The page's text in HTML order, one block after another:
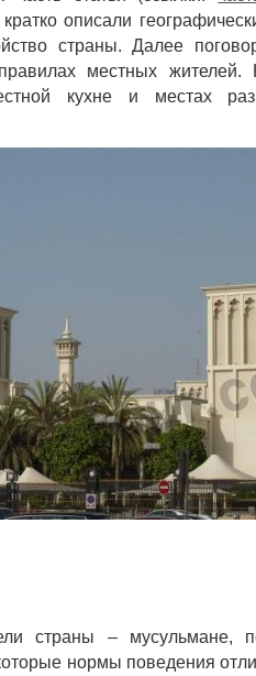
описали
страны. Далее
местных жителей.
кухне и местах
страны – мусульмане,
нормы поведения